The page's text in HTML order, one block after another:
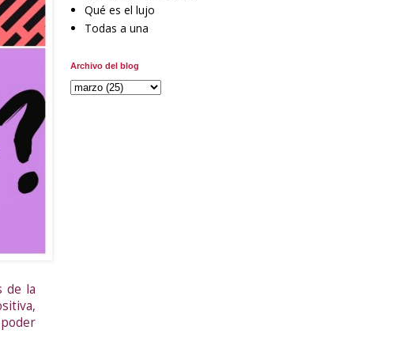
de la
Qué es el lujo
Todas a una
Archivo del blog